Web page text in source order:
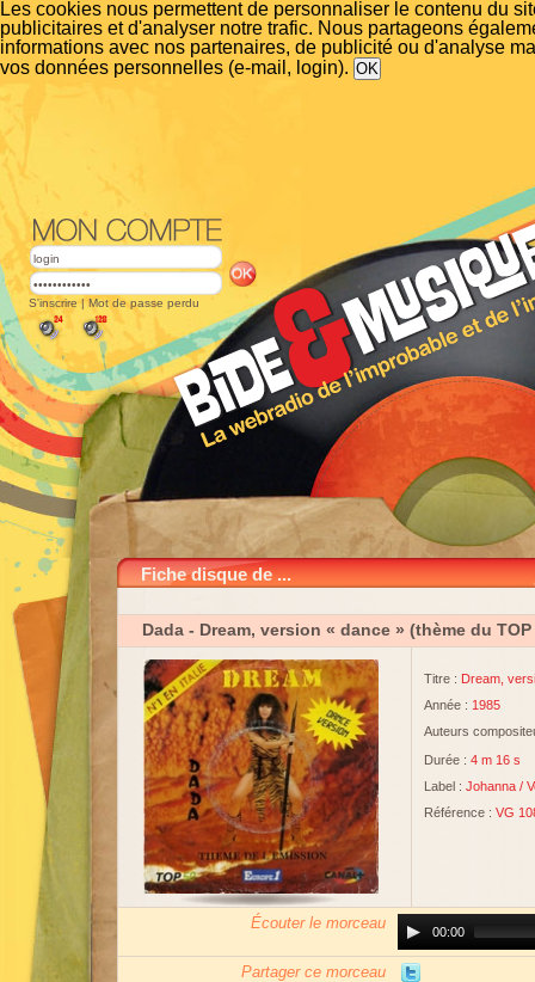
Les cookies nous permettent de personnaliser le contenu du
publicitaires et d'analyser notre trafic. Nous partageons
informations avec nos partenaires, de publicité ou d'analyse
vos données personnelles (e-mail, login).
S'inscrire | Mot de passe perdu
Fiche disque de ...
Dada - Dream, version « dance » (thème du TOP
Titre : Dream,
Année : 1985
Auteurs
Durée : 4 m 16 s
Label : Johanna /
Référence : VG
Écouter le morceau
Player00:00
Partager ce morceau